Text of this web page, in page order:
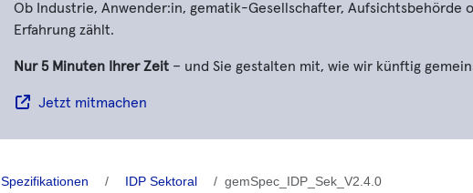
Ob Industrie, Anwender:in, gematik-Gesellschafter, Aufsichtsbehörde
Erfahrung zählt.
Nur 5 Minuten Ihrer Zeit – und Sie gestalten mit, wie wir künftig
Jetzt mitmachen
Spezifikationen IDP Sektoral gemSpec_IDP_Sek_V2.4.0